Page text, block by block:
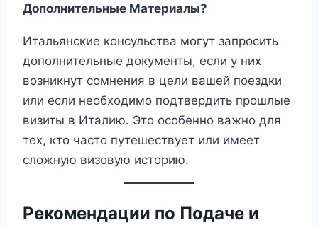
Дополнительные Материалы?
Итальянские консульства могут запросить
дополнительные документы, если у них
возникнут сомнения в цели вашей поездки
или если необходимо подтвердить прошлые
визиты в Италию. Это особенно важно для
тех, кто часто путешествует или имеет
сложную визовую историю.
Рекомендации по Подаче и